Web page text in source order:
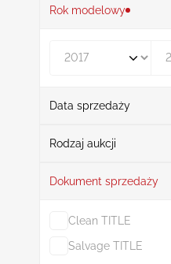
Rok modelowy
Data sprzedaży
Od
Rodzaj aukcji
Licytacja
Dokument sprzedaży
Clean TITLE
Salvage TITLE